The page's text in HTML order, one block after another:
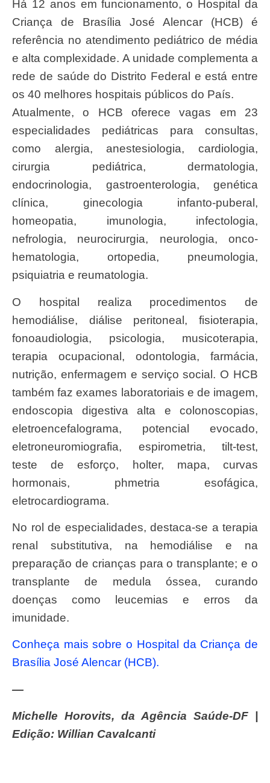
Há 12 anos em funcionamento, o Hospital da
Criança de Brasília José Alencar (HCB) é
referência no atendimento pediátrico de média
e alta complexidade. A unidade complementa a
rede de saúde do Distrito Federal e está entre
os 40 melhores hospitais públicos do País.
Atualmente, o HCB oferece vagas em 23
especialidades pediátricas para consultas,
como alergia, anestesiologia, cardiologia,
cirurgia pediátrica, dermatologia,
endocrinologia, gastroenterologia, genética
clínica, ginecologia infanto-puberal,
homeopatia, imunologia, infectologia,
nefrologia, neurocirurgia, neurologia, onco-
hematologia, ortopedia, pneumologia,
psiquiatria e reumatologia.
O hospital realiza procedimentos de
hemodiálise, diálise peritoneal, fisioterapia,
fonoaudiologia, psicologia, musicoterapia,
terapia ocupacional, odontologia, farmácia,
nutrição, enfermagem e serviço social. O HCB
também faz exames laboratoriais e de imagem,
endoscopia digestiva alta e colonoscopias,
eletroencefalograma, potencial evocado,
eletroneuromiografia, espirometria, tilt-test,
teste de esforço, holter, mapa, curvas
hormonais, phmetria esofágica,
eletrocardiograma.
No rol de especialidades, destaca-se a terapia
renal substitutiva, na hemodiálise e na
preparação de crianças para o transplante; e o
transplante de medula óssea, curando
doenças como leucemias e erros da
imunidade.
Conheça mais sobre o Hospital da Criança de
Brasília José Alencar (HCB).
—
Michelle Horovits, da Agência Saúde-DF |
Edição: Willian Cavalcanti